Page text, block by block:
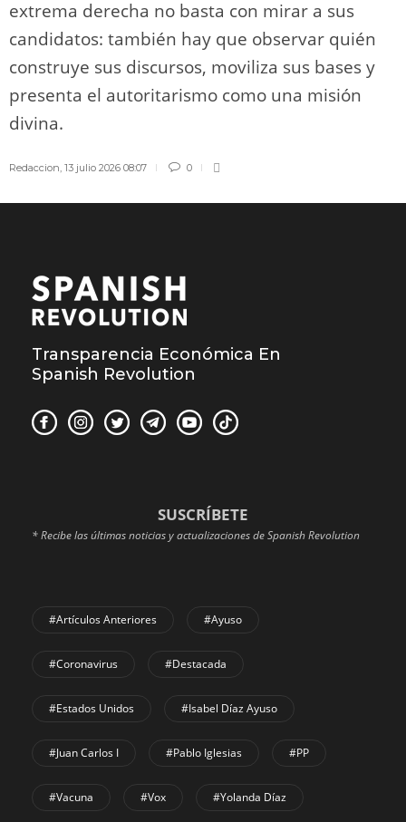
extrema derecha no basta con mirar a sus
candidatos: también hay que observar quién
construye sus discursos, moviliza sus bases y
presenta el autoritarismo como una misión
divina.
Redaccion, 13 julio 2026 08:07 0
Transparencia Económica En
Spanish Revolution
SUSCRÍBETE
* Recibe las últimas noticias y actualizaciones de Spanish Revolution
#Artículos Anteriores #Ayuso
#coronavirus #Destacada
#Estados Unidos #Isabel Díaz Ayuso
#Juan Carlos I #Pablo Iglesias #PP
#Vacuna #Vox #Yolanda Díaz